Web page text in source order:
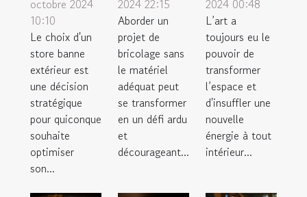
octobre 2024
10:10
Le choix d'un
store banne
extérieur est
une décision
stratégique
pour quiconque
souhaite
optimiser
son...
2024 22:15
Aborder un
projet de
bricolage sans
le matériel
adéquat peut
se transformer
en un défi ardu
et
décourageant...
2024 00:48
L’art a
toujours eu le
pouvoir de
transformer
l’espace et
d'insuffler une
nouvelle
énergie à tout
intérieur...